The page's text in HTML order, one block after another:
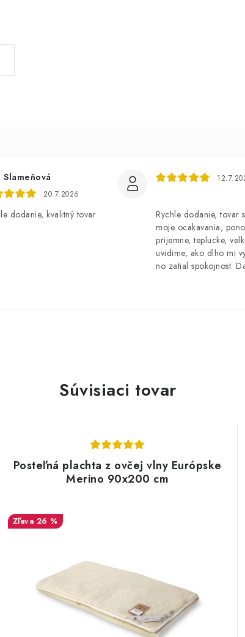
Slameňová
20.7.2026
dodanie, kvalitný tovar
Rychle dodanie, tovar
moje ocakavania,
prijemne, teplucke,
uvidime, ako dlho mi
no zatial spokojnost.
Súvisiaci tovar
Posteľná plachta z ovčej vlny Európske
Merino 90x200 cm
26 %